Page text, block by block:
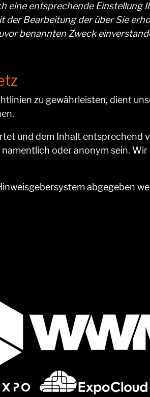
eine entsprechende Einstellung
der Bearbeitung der über Sie
benannten Zweck
zu gewährleisten, dient
und dem Inhalt entsprechend
oder anonym sein.
abgegeben